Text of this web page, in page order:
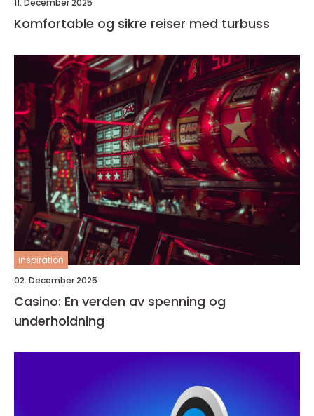
Komfortable og sikre reiser med turbuss
inspiration
02. December 2025
Casino: En verden av spenning og
underholdning